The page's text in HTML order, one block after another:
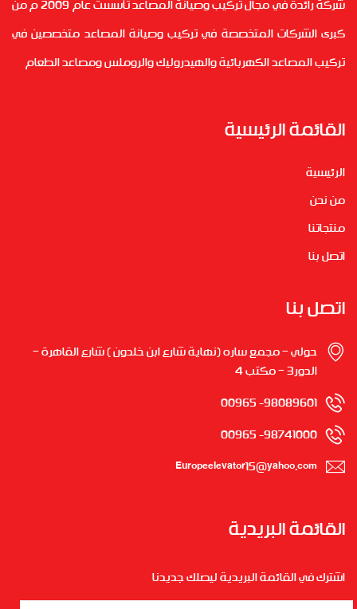
شركة رائدة في مجال تركيب وصيانة المصاعد تأسست عام 2009 م من
كبرى الشركات المتخصصة في تركيب وصيانة المصاعد متخصصين في
تركيب المصاعد الكهربائية والهيدروليك والروملس ومصاعد الطعام
القائمة الرئيسية
الرئيسية
من نحن
منتجاتنا
اتصل بنا
اتصل بنا
حولي – مجمع ساره (نهاية شارع ابن خلدون ) شارع القاهرة –
الدور3 – مكتب 4
98089601- 00965
98741000- 00965
Europeelevator15@yahoo.com
القائمة البريدية
اشترك في القائمة البريدية ليصلك جديدنا